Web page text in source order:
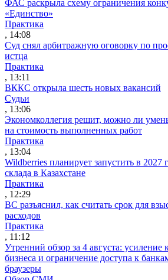
ФАС раскрыла схему ограничения
«Единство»
Практика
, 14:08
Суд снял арбитражную оговорку по
истца
Практика
, 13:11
ВККС открыла шесть новых вакансий
Судьи
, 13:06
Экономколлегия решит, можно ли
на стоимость выполненных работ
Практика
, 13:04
Wildberries планирует запустить в 2027
склада в Казахстане
Практика
, 12:29
ВС разъяснил, как считать срок для
расходов
Практика
, 11:12
Утренний обзор за 4 августа: усиление
бизнеса и ограничение доступа к
браузеры